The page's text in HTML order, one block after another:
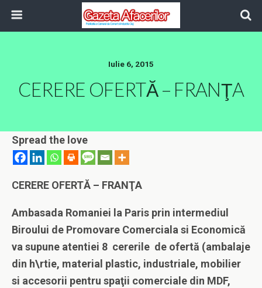
Iulie 6, 2015
CERERE OFERTĂ – FRANŢA
Spread the love
CERERE OFERTĂ – FRANŢA
Ambasada Romaniei la Paris prin intermediul
Biroului de Promovare Comerciala si Economică
va supune atentiei 8 cererile de ofertă (ambalaje
din h\rtie, material plastic, industriale, mobilier
si accesorii pentru spaţii comerciale din MDF,